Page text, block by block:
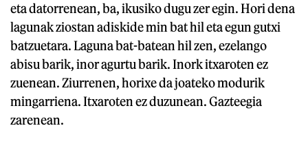
eta datorrenean, ba, ikusiko dugu zer egin. Hori dena
lagunak ziostan adiskide min bat hil eta egun gutxi
batzuetara. Laguna bat-batean hil zen, ezelango
abisu barik, inor agurtu barik. Inork itxaroten ez
zuenean. Ziurrenen, horixe da joateko modurik
mingarriena. Itxaroten ez duzunean. Gazteegia
zarenean.